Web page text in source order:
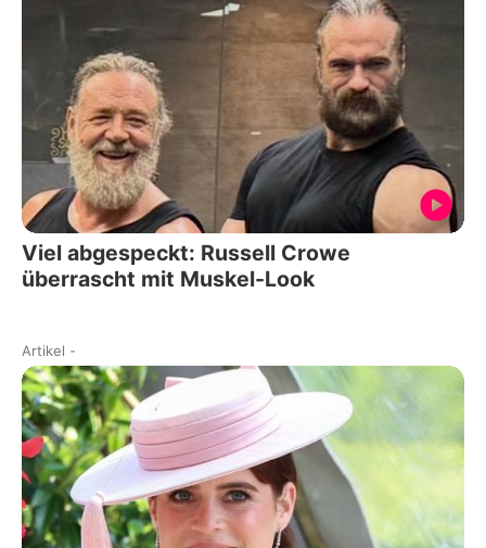
Viel abgespeckt: Russell Crowe
überrascht mit Muskel-Look
Artikel -